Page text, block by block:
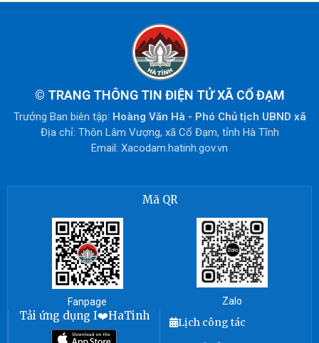
© TRANG THÔNG TIN ĐIỆN TỬ XÃ CỔ ĐẠM
Trưởng Ban biên tập: Hoàng Văn Hà - Phó Chủ tịch UBND xã
Địa chỉ: Thôn Lâm Vượng, xã Cổ Đạm, tỉnh Hà Tĩnh
Email: Xacodam.hatinh.gov.vn
Mã QR
Fanpage Zalo
Tải ứng dụng I❤️HaTinh
Lịch công tác